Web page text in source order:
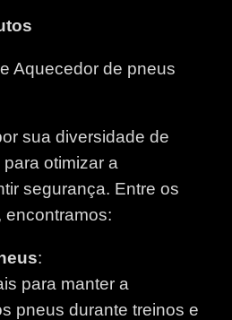
Aquecedor de pneus
sua diversidade de
otimizar a
segurança. Entre os
encontramos:
:
para manter a
pneus durante treinos e